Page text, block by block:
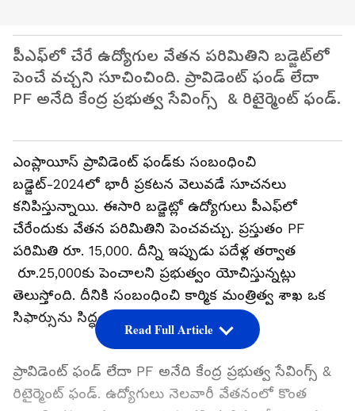
పీఎఫ్‌లో చేరే ఉద్యోగుల వేతన పరిమితిని బడ్జెట్‌లో
పెంచే వచ్చని సూచించింది. ప్రావిడెంట్ ఫండ్ లేదా
PF అనేది కేంద్ర ప్రభుత్వ సేవింగ్స్ & రిటైర్మెంట్ ఫండ్.
ఎంప్లాయీస్ ప్రావిడెంట్ ఫండ్‌కు సంబంధించి
బడ్జెట్‌-2024లో భారీ ప్రకటన వెలువడే సూచనలు
కనిపిస్తున్నాయి. ఈసారి బడ్జెట్లో ఉద్యోగులు పీఎఫ్‌లో
చేరేందుకు వేతన పరిమితిని పెంచవచ్చు. ప్రస్తుతం PF
పరిమితి రూ. 15,000. దీన్ని ఇప్పుడు పదేళ్ల తర్వాత
రూ.25,000కు పెంచాలని ప్రభుత్వం యోచిస్తున్నట్లు
తెలుస్తోంది. దీనికి సంబంధించి కార్మిక మంత్రిత్వ శాఖ ఒక
సిఫార్సును సిద్ధం చేసినట్లుగా సమాచారం.
ప్రావిడెంట్ ఫండ్ లేదా PF అనేది కేంద్ర ప్రభుత్వ సేవింగ్స్ &
రిటైర్మెంట్ ఫండ్. ఉద్యోగులు నెలవారీ వేతనంలో కొంత
Read Full Article